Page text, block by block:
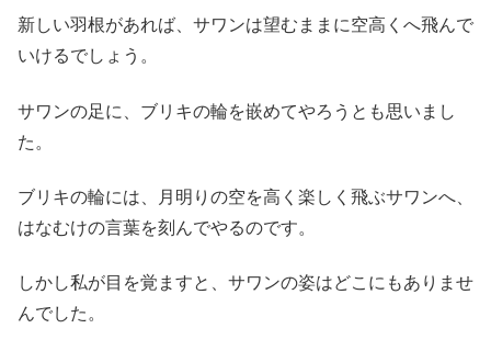
新しい羽根があれば、サワンは望むままに空高くへ飛んで
いけるでしょう。
サワンの足に、ブリキの輪を嵌めてやろうとも思いまし
た。
ブリキの輪には、月明りの空を高く楽しく飛ぶサワンへ、
はなむけの言葉を刻んでやるのです。
しかし私が目を覚ますと、サワンの姿はどこにもありませ
んでした。